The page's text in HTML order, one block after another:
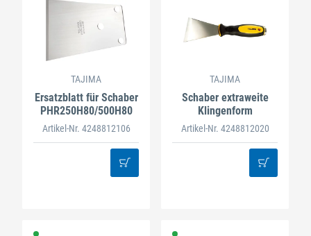
TAJIMA
Ersatzblatt für Schaber
PHR250H80/500H80
Artikel-Nr. 4248812106
TAJIMA
Schaber extraweite
Klingenform
Artikel-Nr. 4248812020